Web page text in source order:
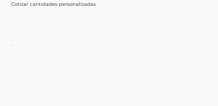
Cotizar cantidades personalizadas